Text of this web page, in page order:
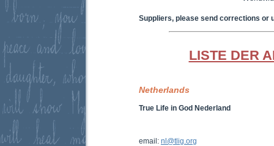
Suppliers, please send corrections or
LISTE DER
Netherlands
True Life in God Nederland
email: nl@tlig.org